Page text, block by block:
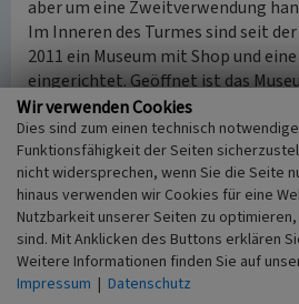
aber um eine Zweitverwendung
Im Inneren des Turmes sind seit
2011 ein Museum mit Shop und
eingerichtet. Geöffnet ist das
von April bis Oktober.
(Kira Bublies, Universität Koblenz-
Literatur
Bornheim gen. Schilling,
Verein für Denkmalpflege und
Wir verwenden Cookies
Dies sind zum einen technisch
Funktionsfähigkeit der Seiten
nicht widersprechen, wenn Sie die Seite
hinaus verwenden wir Cookies für eine
Nutzbarkeit unserer Seiten zu
sind. Mit Anklicken des Buttons erklären
Weitere Informationen finden Sie auf
Impressum | Datenschutz